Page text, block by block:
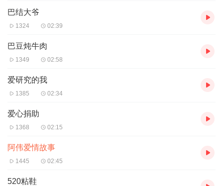
巴结大爷
1324 02:39
巴豆炖牛肉
1349 02:58
爱研究的我
1385 02:34
爱心捐助
1368 02:15
阿伟爱情故事
1445 02:45
520粘鞋